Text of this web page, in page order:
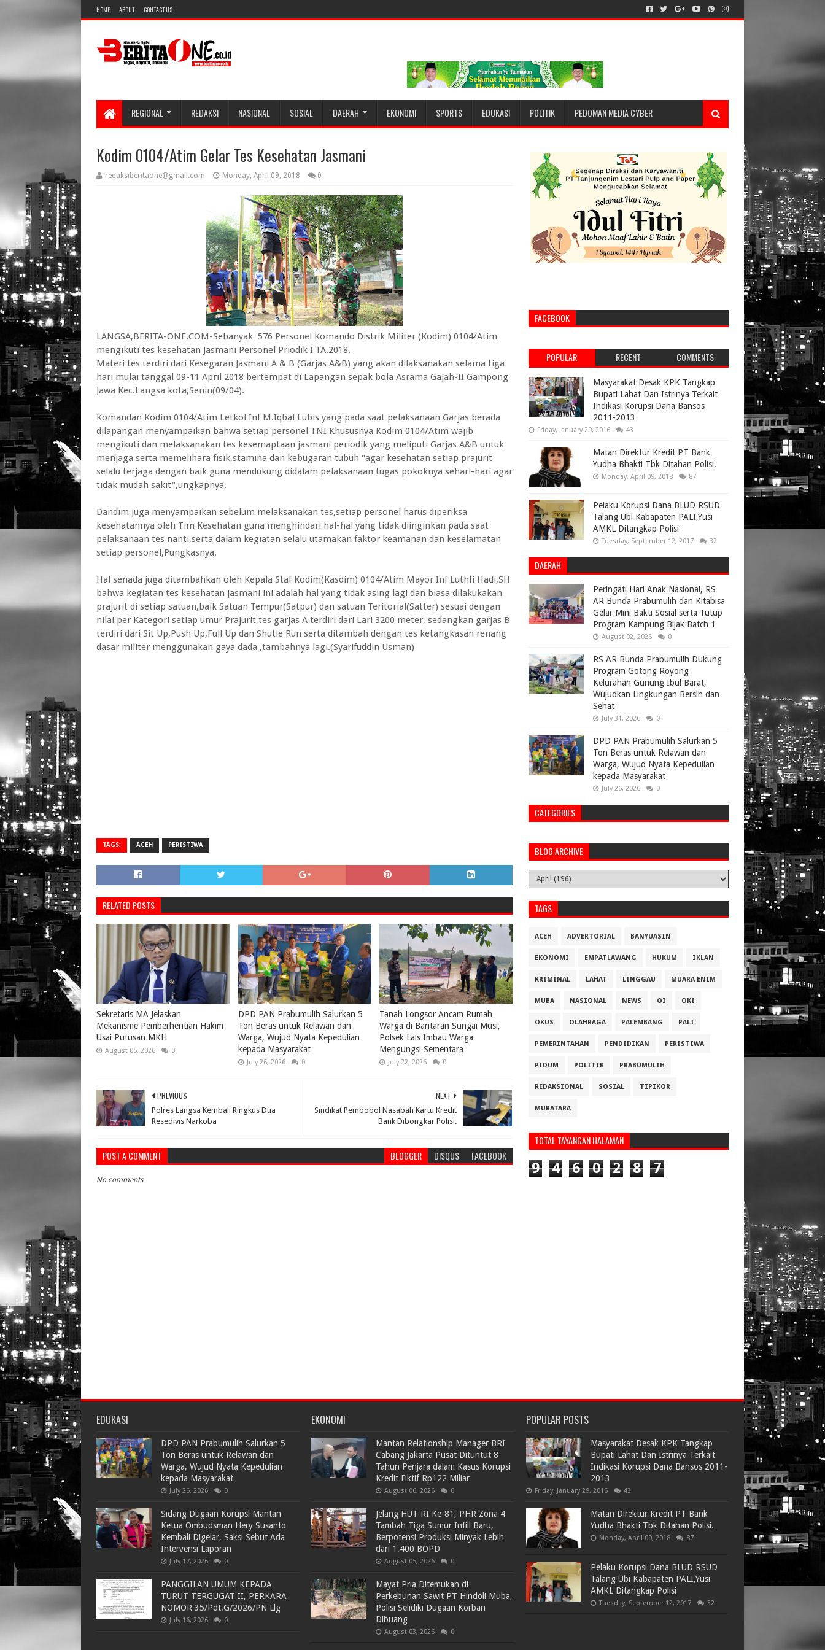
HOME ABOUT CONTACT US
REGIONAL REDAKSI NASIONAL SOSIAL DAERAH EKONOMI SPORTS EDUKASI POLITIK PEDOMAN MEDIA CYBER
Kodim 0104/Atim Gelar Tes Kesehatan Jasmani
redaksiberitaone@gmail.com Monday, April 09, 2018 0
LANGSA,BERITA-ONE.COM-Sebanyak 576 Personel Komando Distrik Militer (Kodim) 0104/Atim
mengikuti tes kesehatan Jasmani Personel Priodik I TA.2018.
Materi tes terdiri dari Kesegaran Jasmani A & B (Garjas A&B) yang akan dilaksanakan selama tiga
hari mulai tanggal 09-11 April 2018 bertempat di Lapangan sepak bola Asrama Gajah-II Gampong
Jawa Kec.Langsa kota,Senin(09/04).
Komandan Kodim 0104/Atim Letkol Inf M.Iqbal Lubis yang pada saat pelaksanaan Garjas berada
dilapangan menyampaikan bahwa setiap personel TNI Khususnya Kodim 0104/Atim wajib
mengikuti dan melaksanakan tes kesemaptaan jasmani periodik yang meliputi Garjas A&B untuk
menjaga serta memelihara fisik,stamina dan kebugaran tubuh "agar kesehatan setiap prajurit
selalu terjaga dengan baik guna mendukung didalam pelaksanaan tugas pokoknya sehari-hari agar
tidak mudah sakit",ungkapnya.
Dandim juga menyampaikan sebelum melaksanakan tes,setiap personel harus diperiksa
kesehatannya oleh Tim Kesehatan guna menghindari hal-hal yang tidak diinginkan pada saat
pelaksanaan tes nanti,serta dalam kegiatan selalu utamakan faktor keamanan dan keselamatan
setiap personel,Pungkasnya.
Hal senada juga ditambahkan oleh Kepala Staf Kodim(Kasdim) 0104/Atim Mayor Inf Luthfi Hadi,SH
bahwa kegiatan tes kesehatan jasmani ini adalah hal yang tidak asing lagi dan biasa dilakukakan
prajurit di setiap satuan,baik Satuan Tempur(Satpur) dan satuan Teritorial(Satter) sesuai dengan
nilai per Kategori setiap umur Prajurit,tes garjas A terdiri dari Lari 3200 meter, sedangkan garjas B
terdiri dari Sit Up,Push Up,Full Up dan Shutle Run serta ditambah dengan tes ketangkasan renang
dasar militer menggunakan gaya dada ,tambahnya lagi.(Syarifuddin Usman)
TAGS: ACEH PERISTIWA
RELATED POSTS
Sekretaris MA Jelaskan
Mekanisme Pemberhentian Hakim
Usai Putusan MKH
August 05, 2026 0
DPD PAN Prabumulih Salurkan 5
Ton Beras untuk Relawan dan
Warga, Wujud Nyata Kepedulian
kepada Masyarakat
July 26, 2026 0
Tanah Longsor Ancam Rumah
Warga di Bantaran Sungai Musi,
Polsek Lais Imbau Warga
Mengungsi Sementara
July 22, 2026 0
NEXT
Sindikat Pembobol Nasabah Kartu Kredit
Bank Dibongkar Polisi.
PREVIOUS
Polres Langsa Kembali Ringkus Dua
Resedivis Narkoba
POST A COMMENT BLOGGER DISQUS FACEBOOK
No comments
FACEBOOK
POPULAR RECENT COMMENTS
Masyarakat Desak KPK Tangkap
Bupati Lahat Dan Istrinya Terkait
Indikasi Korupsi Dana Bansos
2011-2013
Friday, January 29, 2016 43
Matan Direktur Kredit PT Bank
Yudha Bhakti Tbk Ditahan Polisi.
Monday, April 09, 2018 87
Pelaku Korupsi Dana BLUD RSUD
Talang Ubi Kabapaten PALI,Yusi
AMKL Ditangkap Polisi
Tuesday, September 12, 2017 32
DAERAH
Peringati Hari Anak Nasional, RS
AR Bunda Prabumulih dan Kitabisa
Gelar Mini Bakti Sosial serta Tutup
Program Kampung Bijak Batch 1
August 02, 2026 0
RS AR Bunda Prabumulih Dukung
Program Gotong Royong
Kelurahan Gunung Ibul Barat,
Wujudkan Lingkungan Bersih dan
Sehat
July 31, 2026 0
DPD PAN Prabumulih Salurkan 5
Ton Beras untuk Relawan dan
Warga, Wujud Nyata Kepedulian
kepada Masyarakat
July 26, 2026 0
CATEGORIES
BLOG ARCHIVE
TAGS
ACEH ADVERTORIAL BANYUASIN
EKONOMI EMPATLAWANG HUKUM IKLAN
KRIMINAL LAHAT LINGGAU MUARA ENIM
MUBA NASIONAL NEWS OI OKI
OKUS OLAHRAGA PALEMBANG PALI
PEMERINTAHAN PENDIDIKAN PERISTIWA
PIDUM POLITIK PRABUMULIH
REDAKSIONAL SOSIAL TIPIKOR
MURATARA
TOTAL TAYANGAN HALAMAN
9 4 6 0 2 8 7
EDUKASI
DPD PAN Prabumulih Salurkan 5
Ton Beras untuk Relawan dan
Warga, Wujud Nyata Kepedulian
kepada Masyarakat
July 26, 2026 0
Sidang Dugaan Korupsi Mantan
Ketua Ombudsman Hery Susanto
Kembali Digelar, Saksi Sebut Ada
Intervensi Laporan
July 17, 2026 0
PANGGILAN UMUM KEPADA
TURUT TERGUGAT II, PERKARA
NOMOR 35/Pdt.G/2026/PN Llg
July 16, 2026 0
EKONOMI
Mantan Relationship Manager BRI
Cabang Jakarta Pusat Dituntut 8
Tahun Penjara dalam Kasus Korupsi
Kredit Fiktif Rp122 Miliar
August 06, 2026 0
Jelang HUT RI Ke-81, PHR Zona 4
Tambah Tiga Sumur Infill Baru,
Berpotensi Produksi Minyak Lebih
dari 1.400 BOPD
August 05, 2026 0
Mayat Pria Ditemukan di
Perkebunan Sawit PT Hindoli Muba,
Polisi Selidiki Dugaan Korban
Dibuang
August 03, 2026 0
POPULAR POSTS
Masyarakat Desak KPK Tangkap
Bupati Lahat Dan Istrinya Terkait
Indikasi Korupsi Dana Bansos 2011-
2013
Friday, January 29, 2016 43
Matan Direktur Kredit PT Bank
Yudha Bhakti Tbk Ditahan Polisi.
Monday, April 09, 2018 87
Pelaku Korupsi Dana BLUD RSUD
Talang Ubi Kabapaten PALI,Yusi
AMKL Ditangkap Polisi
Tuesday, September 12, 2017 32